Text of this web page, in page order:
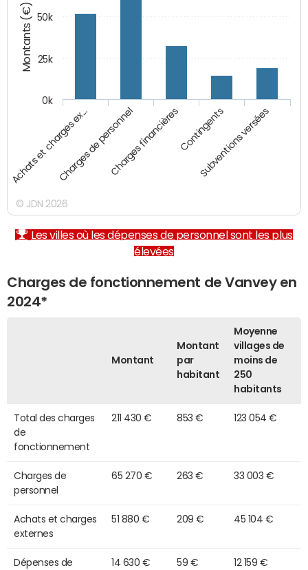
Montants (€)
Achats et charges ex…Charges de personnelCharges financièresContingents
Subventions versées
0k
25k
50k
© JDN 2026
Les villes où les dépenses de personnel sont les plus
élevées
Charges de fonctionnement de Vanvey en
2024*
Montant
Montant
par
habitant
Moyenne
villages de
moins de
250
habitants
Total des charges
de
fonctionnement
211 430 € 853 € 123 054 €
Charges de
personnel
65 270 € 263 € 33 003 €
Achats et charges
externes
51 880 € 209 € 45 104 €
Dépenses de 14 630 € 59 € 12 159 €